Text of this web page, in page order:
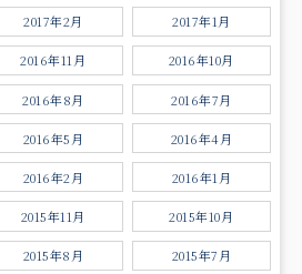
2017年2月 2017年1月
2016年11月 2016年10月
2016年8月 2016年7月
2016年5月 2016年4月
2016年2月 2016年1月
2015年11月 2015年10月
2015年8月 2015年7月